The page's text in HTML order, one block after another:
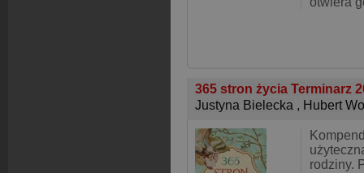
365 stron życia Terminarz
Justyna Bielecka , Hubert
rodziny.